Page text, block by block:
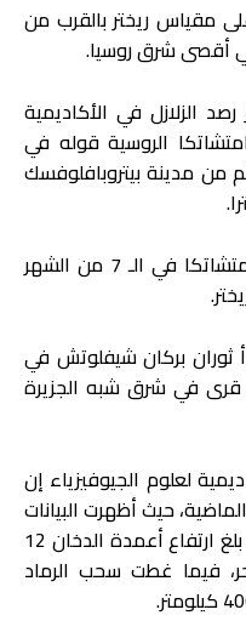
بقوة 5.8 درجات على مقياس ريختر بالقرب من
أقصى شرق روسيا.
الزلازل في الأكاديمية
الروسية قوله في
الزلزال وقع على بعد 51 كم من مدينة بيتروبافلوفسك
ووقع آخر زلزال في شبه جزيرة كامتشاتكا في الـ 7 من الشهر
بركان شيفلوتش في
قرى في شرق شبه الجزيرة
لعلوم الجيوفيزياء إن
حيث أظهرت البيانات
التي التقطتها الأقمار الصناعية أنه بلغ ارتفاع أعمدة الدخان 12
فيما غطت سحب الرماد